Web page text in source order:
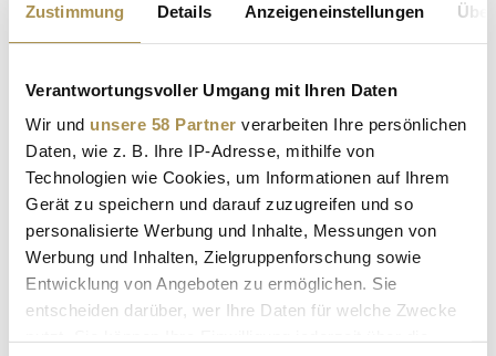
Zustimmung Details Anzeigeneinstellungen
Verantwortungsvoller Umgang mit Ihren Daten
Wir und unsere 58 Partner verarbeiten Ihre persönlichen
Daten, wie z. B. Ihre IP-Adresse, mithilfe von
Technologien wie Cookies, um Informationen auf Ihrem
Gerät zu speichern und darauf zuzugreifen und so
personalisierte Werbung und Inhalte, Messungen von
Werbung und Inhalten, Zielgruppenforschung sowie
Entwicklung von Angeboten zu ermöglichen. Sie
entscheiden darüber, wer Ihre Daten für welche Zwecke
NEWS | 16.12.2024
übernimmt Karin Ross die Rolle der Chief Media Officer DACH
bei der Publicis Groupe. Die erfahrene Managerin bringt ihre
umfassende Expertise in einer neu geschaffenen
Schlüsselposition ein, um die "Connected Media-Strategie"
des globalen...
Personalie: Phillip Schilling
NEWS | 23.10.2024